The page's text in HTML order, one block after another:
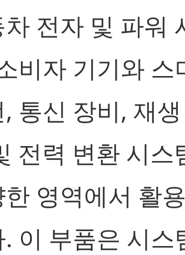
전자 및 파워
비자 기기와 스
통신 장비, 재
전력 변환 시스
영역에서 활
이 부품은 시스